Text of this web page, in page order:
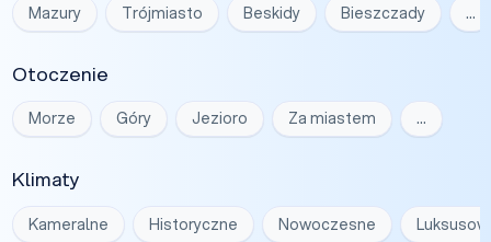
Mazury Trójmiasto Beskidy Bieszczady …
Otoczenie
Morze Góry Jezioro Za miastem …
Klimaty
Kameralne Historyczne Nowoczesne